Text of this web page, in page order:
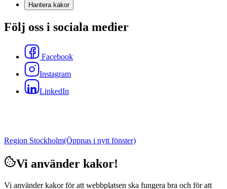
Hantera kakor
Följ oss i sociala medier
Facebook
Instagram
LinkedIn
Region Stockholm(Öppnas i nytt fönster)
Vi använder kakor!
Vi använder kakor för att webbplatsen ska fungera bra och för att